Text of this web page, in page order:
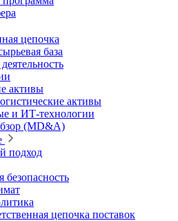
цепочка
база
активы
активы
и ИТ‑технологии
(MD&A)
подход
цепочка поставок